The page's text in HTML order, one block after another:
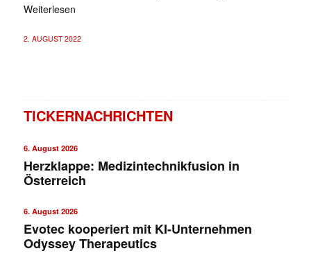
Weiterlesen
2. AUGUST 2022
TICKERNACHRICHTEN
6. August 2026
Herzklappe: Medizintechnikfusion in
Österreich
6. August 2026
Evotec kooperiert mit KI-Unternehmen
Odyssey Therapeutics